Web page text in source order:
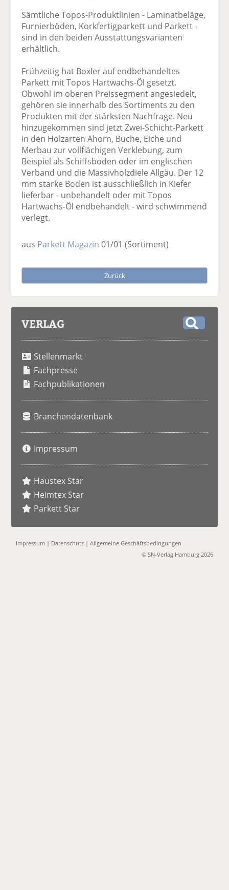
Sämtliche Topos-Produktlinien - Laminatbeläge,
Furnierböden, Korkfertigparkett und Parkett -
sind in den beiden Ausstattungsvarianten
erhältlich.
Frühzeitig hat Boxler auf endbehandeltes
Parkett mit Topos Hartwachs-Öl gesetzt.
Obwohl im oberen Preissegment angesiedelt,
gehören sie innerhalb des Sortiments zu den
Produkten mit der stärksten Nachfrage. Neu
hinzugekommen sind jetzt Zwei-Schicht-Parkett
in den Holzarten Ahorn, Buche, Eiche und
Merbau zur vollflächigen Verklebung, zum
Beispiel als Schiffsboden oder im englischen
Verband und die Massivholzdiele Allgäu. Der 12
mm starke Boden ist ausschließlich in Kiefer
lieferbar - unbehandelt oder mit Topos
Hartwachs-Öl endbehandelt - wird schwimmend
verlegt.
aus Parkett Magazin 01/01(Sortiment)
Zurück
VERLAG
Stellenmarkt
Fachpresse
Fachpublikationen
Branchendatenbank
Impressum
Haustex Star
Heimtex Star
Parkett Star
Impressum | Datenschutz |Allgemeine Geschäftsbedingungen
© SN-Verlag Hamburg 2026